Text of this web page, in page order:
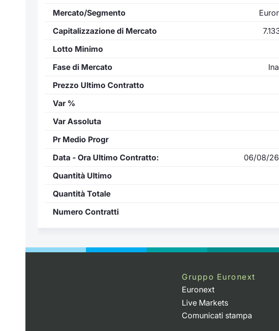
Mercato/Segmento
Capitalizzazione di Mercato
Lotto Minimo
Fase di Mercato
Prezzo Ultimo Contratto
Var %
Var Assoluta
Pr Medio Progr
Data - Ora Ultimo Contratto:
06/08/26
Quantità Ultimo
Quantità Totale
Numero Contratti
Gruppo Euronext
Euronext
Live Markets
Comunicati stampa